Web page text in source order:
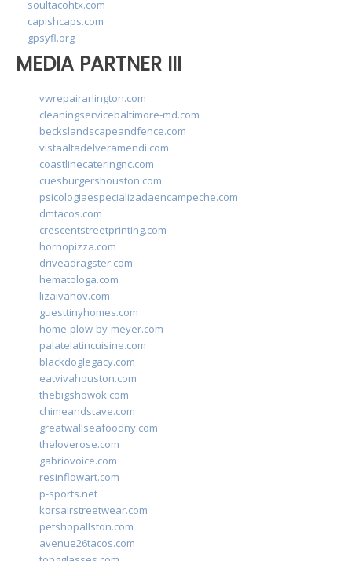
soultacohtx.com
capishcaps.com
gpsyfl.org
MEDIA PARTNER III
vwrepairarlington.com
cleaningservicebaltimore-md.com
beckslandscapeandfence.com
vistaaltadelveramendi.com
coastlinecateringnc.com
cuesburgershouston.com
psicologiaespecializadaencampeche.com
dmtacos.com
crescentstreetprinting.com
hornopizza.com
driveadragster.com
hematologa.com
lizaivanov.com
guesttinyhomes.com
home-plow-by-meyer.com
palatelatincuisine.com
blackdoglegacy.com
eatvivahouston.com
thebigshowok.com
chimeandstave.com
greatwallseafoodny.com
theloverose.com
gabriovoice.com
resinflowart.com
p-sports.net
korsairstreetwear.com
petshopallston.com
avenue26tacos.com